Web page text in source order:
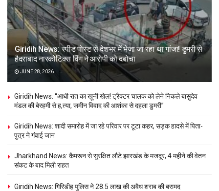
Giridih News: स्पीड पोस्ट से देशभर में भेजा जा रहा था गांजा! डुमरी से
हैदराबाद नारकोटिक्स विंग ने आरोपी को दबोचा
JUNE 28, 2026
Giridih News: “आधी रात का खूनी खेल! ट्रैक्टर चालक को लेने निकले बासुदेव
मंडल की बेरहमी से ह,त्या, जमीन विवाद की आशंका से दहला डुमरी”
Giridih News: शादी समारोह में जा रहे परिवार पर टूटा कहर, सड़क हादसे में पिता-
पुत्र ने गंवाई जान
Jharkhand News: कैमरून से सुरक्षित लौटे झारखंड के मजदूर, 4 महीने की वेतन
संकट के बाद मिली राहत
Giridih News: गिरिडीह पुलिस ने 28.5 लाख की अवैध शराब की बरामद